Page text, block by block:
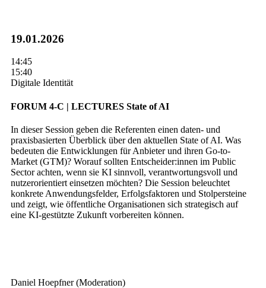
19.01.2026
14:45
15:40
Digitale Identität
FORUM 4-C | LECTURES State of AI
In dieser Session geben die Referenten einen daten- und
praxisbasierten Überblick über den aktuellen State of AI. Was
bedeuten die Entwicklungen für Anbieter und ihren Go-to-
Market (GTM)? Worauf sollten Entscheider:innen im Public
Sector achten, wenn sie KI sinnvoll, verantwortungsvoll und
nutzerorientiert einsetzen möchten? Die Session beleuchtet
konkrete Anwendungsfelder, Erfolgsfaktoren und Stolpersteine
und zeigt, wie öffentliche Organisationen sich strategisch auf
eine KI-gestützte Zukunft vorbereiten können.
Daniel Hoepfner (Moderation)